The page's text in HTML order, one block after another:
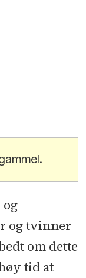
og tvinner
om dette
tid at